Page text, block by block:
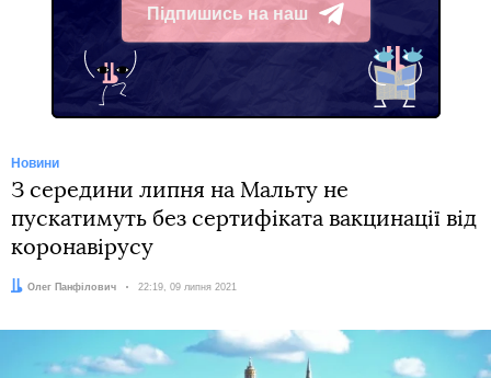
Підпишись на наш
Telegram
Новини
З середини липня на Мальту не
пускатимуть без сертифіката вакцинації від
коронавірусу
Автор:
Олег Панфілович Дата:
22:19, 09 липня 2021